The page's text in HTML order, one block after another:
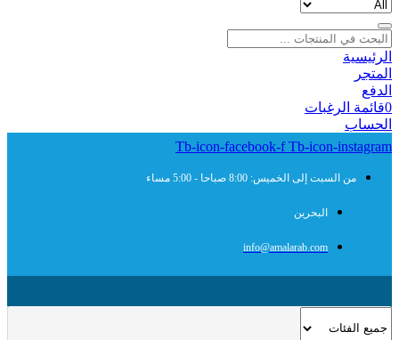
الرئيسية
المتجر
الدفع
0قائمة الرغبات
الحساب
Tb-icon-facebook-f Tb-icon-instagram
من السبت إلى الخميس: 8:00 صباحا - 5:00 مساء
البحرين
info@amalarab.com